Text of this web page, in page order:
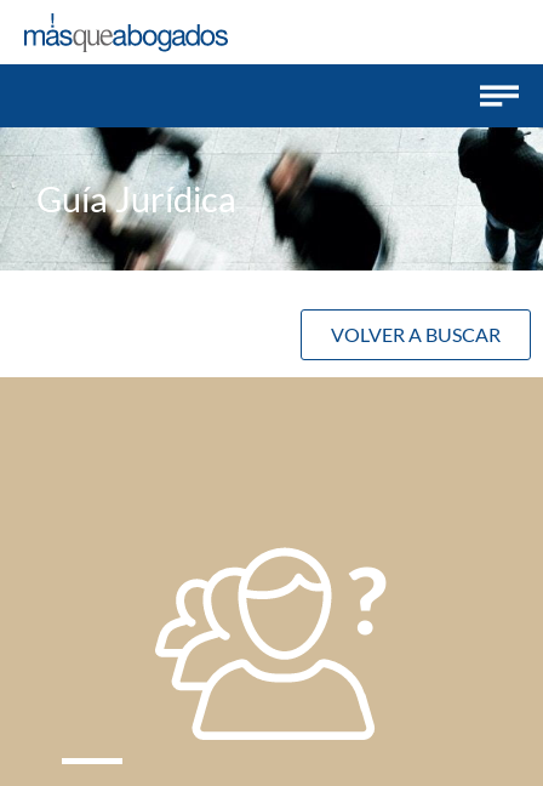
Guía Jurídica
VOLVER A BUSCAR